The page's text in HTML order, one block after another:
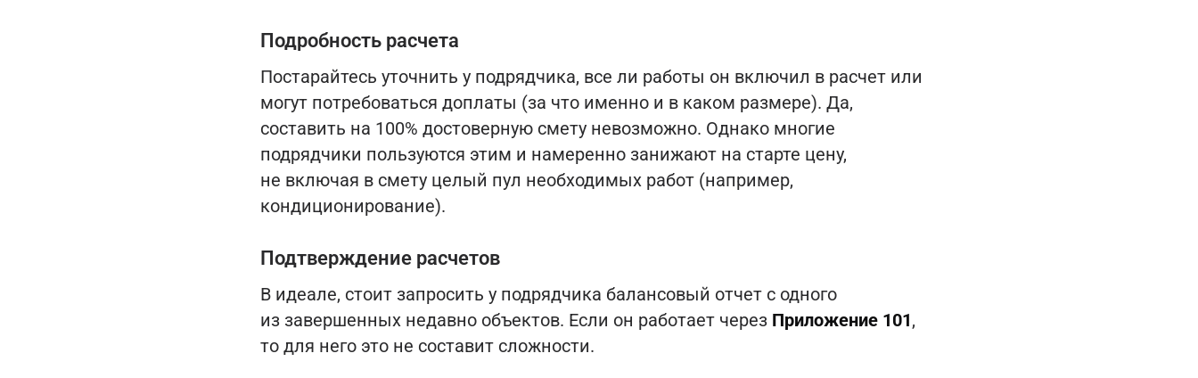
Подробность расчета
Постарайтесь уточнить у подрядчика, все ли работы он включил в расчет или
могут потребоваться доплаты (за что именно и в каком размере). Да,
составить на 100% достоверную смету невозможно. Однако многие
подрядчики пользуются этим и намеренно занижают на старте цену,
не включая в смету целый пул необходимых работ (например,
кондиционирование).
Подтверждение расчетов
В идеале, стоит запросить у подрядчика балансовый отчет с одного
из завершенных недавно объектов. Если он работает через Приложение 101,
то для него это не составит сложности.